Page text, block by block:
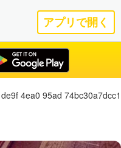
アプリで開く